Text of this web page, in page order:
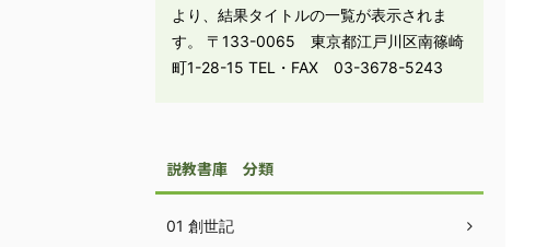
より、結果タイトルの一覧が表示されま
す。 〒133-0065 東京都江戸川区南篠崎
町1-28-15 TEL・FAX 03-3678-5243
説教書庫 分類
01 創世記